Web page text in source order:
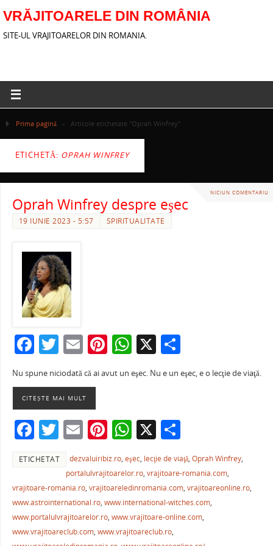
VRĂJITOARELE DIN ROMÂNIA
SITE-UL VRAJITOARELOR DIN ROMANIA.
Prima pagină » Articole etichetate "Oprah Winfrey"
ETICHETĂ: OPRAH WINFREY
NICIUN COMENTARIU
Oprah Winfrey despre eşec
19 IUNIE 2023 - 5:57 SPIRITUALITATE
F
c
e
b
o
o
k
T
w
itt
er
E
m
ai
l
Pi
er
st
W
at
A
p
p
X P
ta
a
ză
Nu spune niciodată că ai avut un eşec. Nu e un eşec, e o lecţie de viaţă.
CITEȘTE MAI MULT
F
c
e
b
o
T
w
itt
er
E
m
ai
l
Pi
nt
er
e
st
W
at
s
A
p
X P
ar
ta
je
a
ză
ETICHETAT dezvaluiribiz.ro,eşec, lecţie de viaţă,Oprah Winfrey,
portalulvrajitoarelor.ro,vrajitoare-romania.com,
vrajitoare-romania.ro, vrajitoareledinromania.com, vrajitoareonline.ro,
www.astrointernational.ro, www.international-witches.com,
www.portalulvrajitoarelor.ro, www.vrajitoare-online.com,
www.vrajitoareclub.com, www.vrajitoareclub.ro,